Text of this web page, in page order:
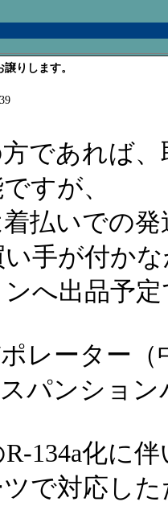
りします。
であれば
すが、
払いでの
手が付か
へ出品予
レーター（
パンション
134a化に
で対応し